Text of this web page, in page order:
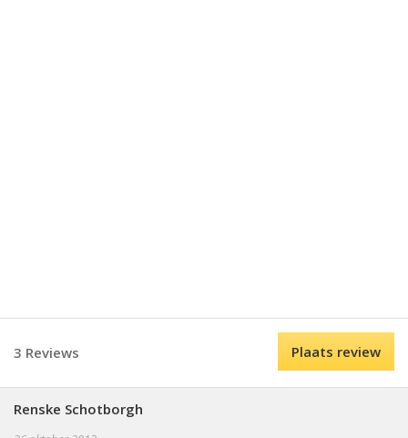
3 Reviews Plaats review
Renske Schotborgh